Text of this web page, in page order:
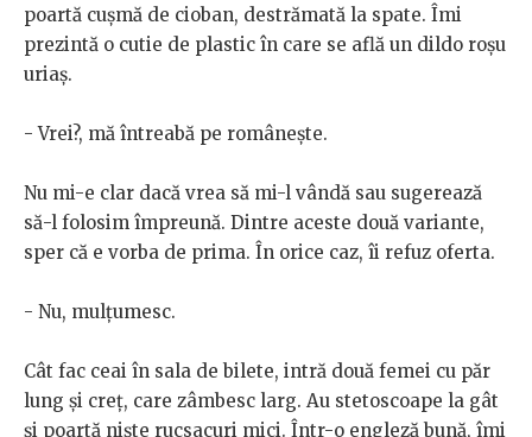
poartă cușmă de cioban, destrămată la spate. Îmi
prezintă o cutie de plastic în care se află un dildo roșu
uriaș.
- Vrei?, mă întreabă pe românește.
Nu mi-e clar dacă vrea să mi-l vândă sau sugerează
să-l folosim împreună. Dintre aceste două variante,
sper că e vorba de prima. În orice caz, îi refuz oferta.
- Nu, mulțumesc.
Cât fac ceai în sala de bilete, intră două femei cu păr
lung și creț, care zâmbesc larg. Au stetoscoape la gât
și poartă niște rucsacuri mici. Într-o engleză bună, îmi